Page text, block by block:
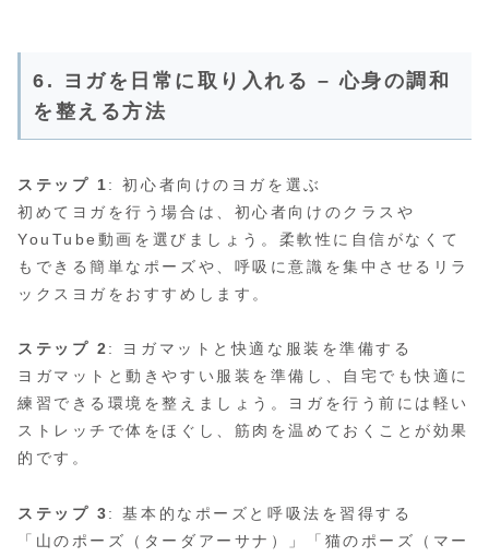
6. ヨガを日常に取り入れる – 心身の調和
を整える方法
ステップ 1: 初心者向けのヨガを選ぶ
初めてヨガを行う場合は、初心者向けのクラスや
YouTube動画を選びましょう。柔軟性に自信がなくて
もできる簡単なポーズや、呼吸に意識を集中させるリラ
ックスヨガをおすすめします。
ステップ 2: ヨガマットと快適な服装を準備する
ヨガマットと動きやすい服装を準備し、自宅でも快適に
練習できる環境を整えましょう。ヨガを行う前には軽い
ストレッチで体をほぐし、筋肉を温めておくことが効果
的です。
ステップ 3: 基本的なポーズと呼吸法を習得する
「山のポーズ（ターダアーサナ）」「猫のポーズ（マー